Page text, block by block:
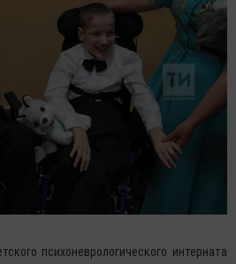
психоневрологического интерната